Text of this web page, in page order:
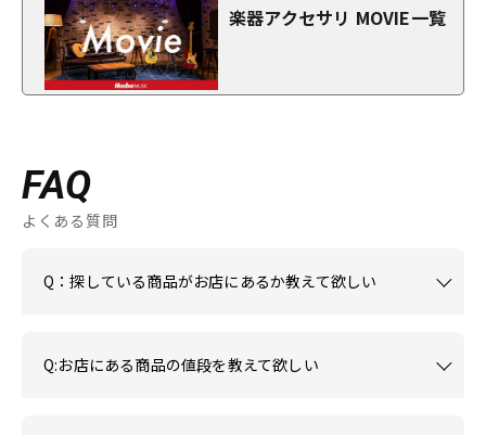
楽器アクセサリ MOVIE一覧
FAQ
よくある質問
Q：探している商品がお店にあるか教えて欲しい
Q:お店にある商品の値段を教えて欲しい